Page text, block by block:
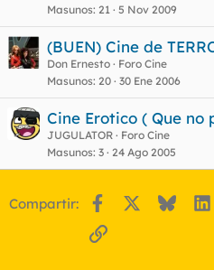
Masunos 21 5 Nov 2009
(BUEN) Cine de
Don Ernesto
Foro Cine
Masunos 20 30 Ene 2006
Cine Erotico ( Que no
JUGULATOR
Foro Cine
Masunos 3 24 Ago 2005
Compartir: Facebook
Enlace